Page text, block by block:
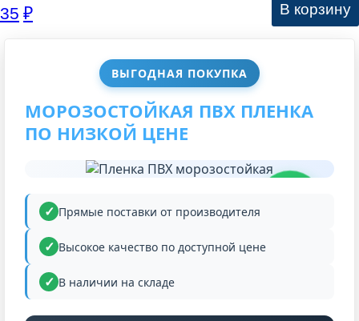
ВЫГОДНАЯ ПОКУПКА
МОРОЗОСТОЙКАЯ ПВХ ПЛЕНКА
ПО НИЗКОЙ ЦЕНЕ
Прямые поставки от производителя
Высокое качество по доступной цене
В наличии на складе
35 ₽ В корзину